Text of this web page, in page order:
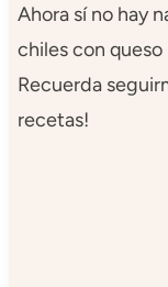
Ahora sí no hay
chiles con queso
Recuerda
recetas!